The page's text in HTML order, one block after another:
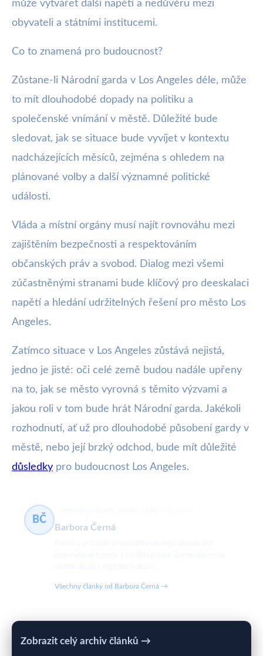
může vytvářet další napětí a nedůvěru mezi
obyvateli a státními institucemi.
Co to znamená pro budoucnost?
Zůstane-li Národní garda v Los Angeles déle, může
to mít dlouhodobé dopady na politiku a
společenské vnímání v městě. Důležité bude
sledovat, jak se situace bude vyvíjet v kontextu
nadcházejících měsíců, zejména s ohledem na
plánované volby a další významné politické
události.
Vláda a místní orgány musí najít rovnováhu mezi
zajištěním bezpečnosti a respektováním
občanských práv a svobod. Dialog mezi všemi
zúčastněnými stranami bude klíčový pro deeskalaci
napětí a hledání udržitelných řešení pro město Los
Angeles.
Zatímco situace v Los Angeles zůstává nejistá,
jedno je jisté: oči celé země budou nadále upřeny
na to, jak se město vyrovná s těmito výzvami a
jakou roli v tom bude hrát Národní garda. Jakékoli
rozhodnutí, ať už pro dlouhodobé působení gardy v
městě, nebo její brzký odchod, bude mít důležité
důsledky pro budoucnost Los Angeles.
BČ
Barbora Černá
Všechny články od Barbora Černá →
Zobrazit celý archiv článků →